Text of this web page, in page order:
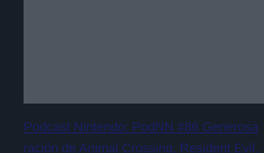
Podcast Nintendo: PodNN #86 Generosa
ración de Animal Crossing, Resident Evil,